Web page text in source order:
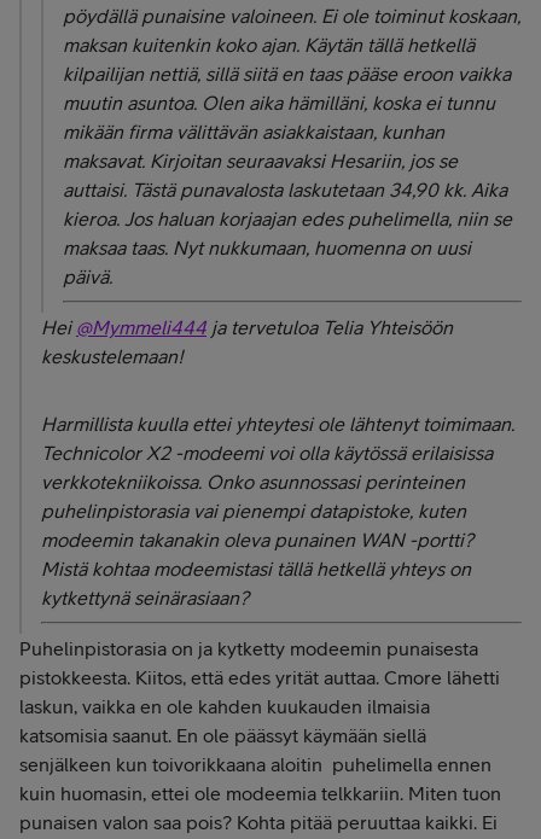
pöydällä punaisine valoineen. Ei ole toiminut koskaan,
maksan kuitenkin koko ajan. Käytän tällä hetkellä
kilpailijan nettiä, sillä siitä en taas pääse eroon vaikka
muutin asuntoa. Olen aika hämilläni, koska ei tunnu
mikään firma välittävän asiakkaistaan, kunhan
maksavat. Kirjoitan seuraavaksi Hesariin, jos se
auttaisi. Tästä punavalosta laskutetaan 34,90 kk. Aika
kieroa. Jos haluan korjaajan edes puhelimella, niin se
maksaa taas. Nyt nukkumaan, huomenna on uusi
päivä.
Hei@Mymmeli444 ja tervetuloa Telia Yhteisöön
keskustelemaan!
Harmillista kuulla ettei yhteytesi ole lähtenyt toimimaan.
Technicolor X2 -modeemi voi olla käytössä erilaisissa
verkkotekniikoissa. Onko asunnossasi perinteinen
puhelinpistorasia vai pienempi datapistoke, kuten
modeemin takanakin oleva punainen WAN -portti?
Mistä kohtaa modeemistasi tällä hetkellä yhteys on
kytkettynä seinärasiaan?
Puhelinpistorasia on ja kytketty modeemin punaisesta
pistokkeesta. Kiitos, että edes yrität auttaa. Cmore lähetti
laskun, vaikka en ole kahden kuukauden ilmaisia
katsomisia saanut. En ole päässyt käymään siellä
senjälkeen kun toivorikkaana aloitin puhelimella ennen
kuin huomasin, ettei ole modeemia telkkariin. Miten tuon
punaisen valon saa pois? Kohta pitää peruuttaa kaikki. Ei